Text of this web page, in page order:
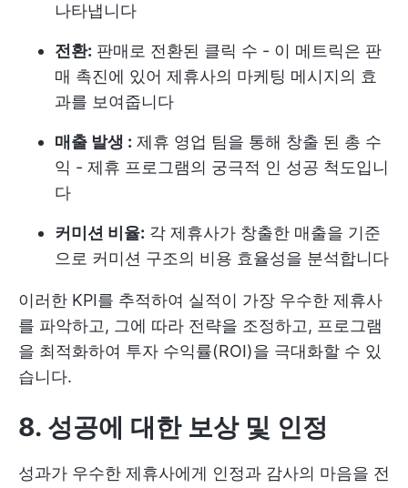
나타냅니다
전환: 판매로 전환된 클릭 수 - 이 메트릭은 판
매 촉진에 있어 제휴사의 마케팅 메시지의 효
과를 보여줍니다
매출 발생 : 제휴 영업 팀을 통해 창출 된 총 수
익 - 제휴 프로그램의 궁극적 인 성공 척도입니
다
커미션 비율: 각 제휴사가 창출한 매출을 기준
으로 커미션 구조의 비용 효율성을 분석합니다
이러한 KPI를 추적하여 실적이 가장 우수한 제휴사
를 파악하고, 그에 따라 전략을 조정하고, 프로그램
을 최적화하여 투자 수익률(ROI)을 극대화할 수 있
습니다.
8. 성공에 대한 보상 및 인정
성과가 우수한 제휴사에게 인정과 감사의 마음을 전